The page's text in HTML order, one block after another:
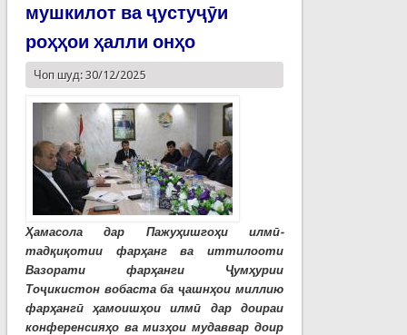
мушкилот ва ҷустуҷӯи
роҳҳои ҳалли онҳо
Чоп шуд: 30/12/2025
Ҳамасола дар Пажуҳишгоҳи илмӣ-
тадқиқотии фарҳанг ва иттилооти
Вазорати фарҳанги Ҷумҳурии
Тоҷикистон вобаста ба ҷашнҳои миллию
фарҳангӣ ҳамоишҳои илмӣ дар доираи
конференсияҳо ва мизҳои мудаввар доир